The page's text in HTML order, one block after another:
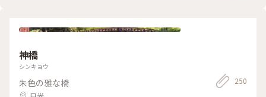
ライブ #中禅寺湖 #冬の中禅寺湖 #冬の日光 #リフレクション #
神橋
シンキョウ
朱色の雅な橋 250